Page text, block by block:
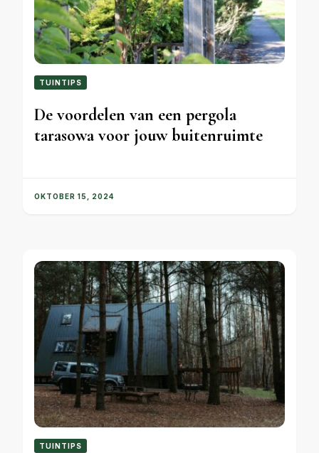
TUINTIPS
De voordelen van een pergola
tarasowa voor jouw buitenruimte
OKTOBER 15, 2024
TUINTIPS